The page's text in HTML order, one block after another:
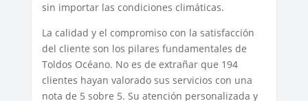
sin importar las condiciones climáticas.
La calidad y el compromiso con la satisfacción
del cliente son los pilares fundamentales de
Toldos Océano. No es de extrañar que 194
clientes hayan valorado sus servicios con una
nota de 5 sobre 5. Su atención personalizada y